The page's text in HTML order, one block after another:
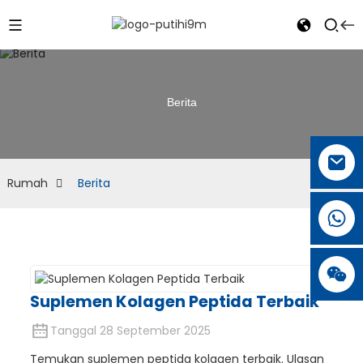
Berita
Rumah Berita
Suplemen Kolagen Peptida Terbaik
Tanggal 28 September 2025
Temukan suplemen peptida kolagen terbaik. Ulasan